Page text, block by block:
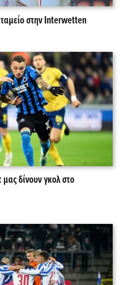
στην Interwetten
δίνουν γκολ στο